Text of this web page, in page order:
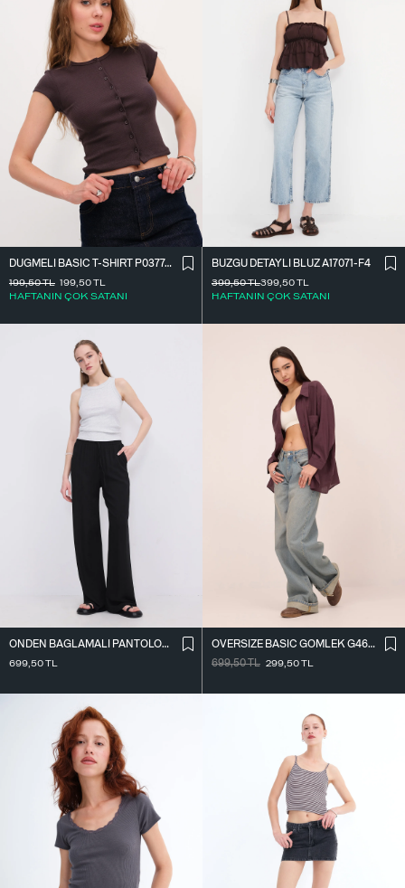
DÜĞMELI BASIC T-SHIRT P0377-K12
199,50TL
HAFTANIN ÇOK SATANI
199,50TL
BÜZGÜ DETAYLI BLUZ A17071-F4
399,50TL
HAFTANIN ÇOK SATANI
399,50TL
ÖNDEN BAĞLAMALI PANTOLON PN16791-W12
699,50TL
OVERSIZE BASIC GÖMLEK G4612-Z2
699,50TL 299,50TL